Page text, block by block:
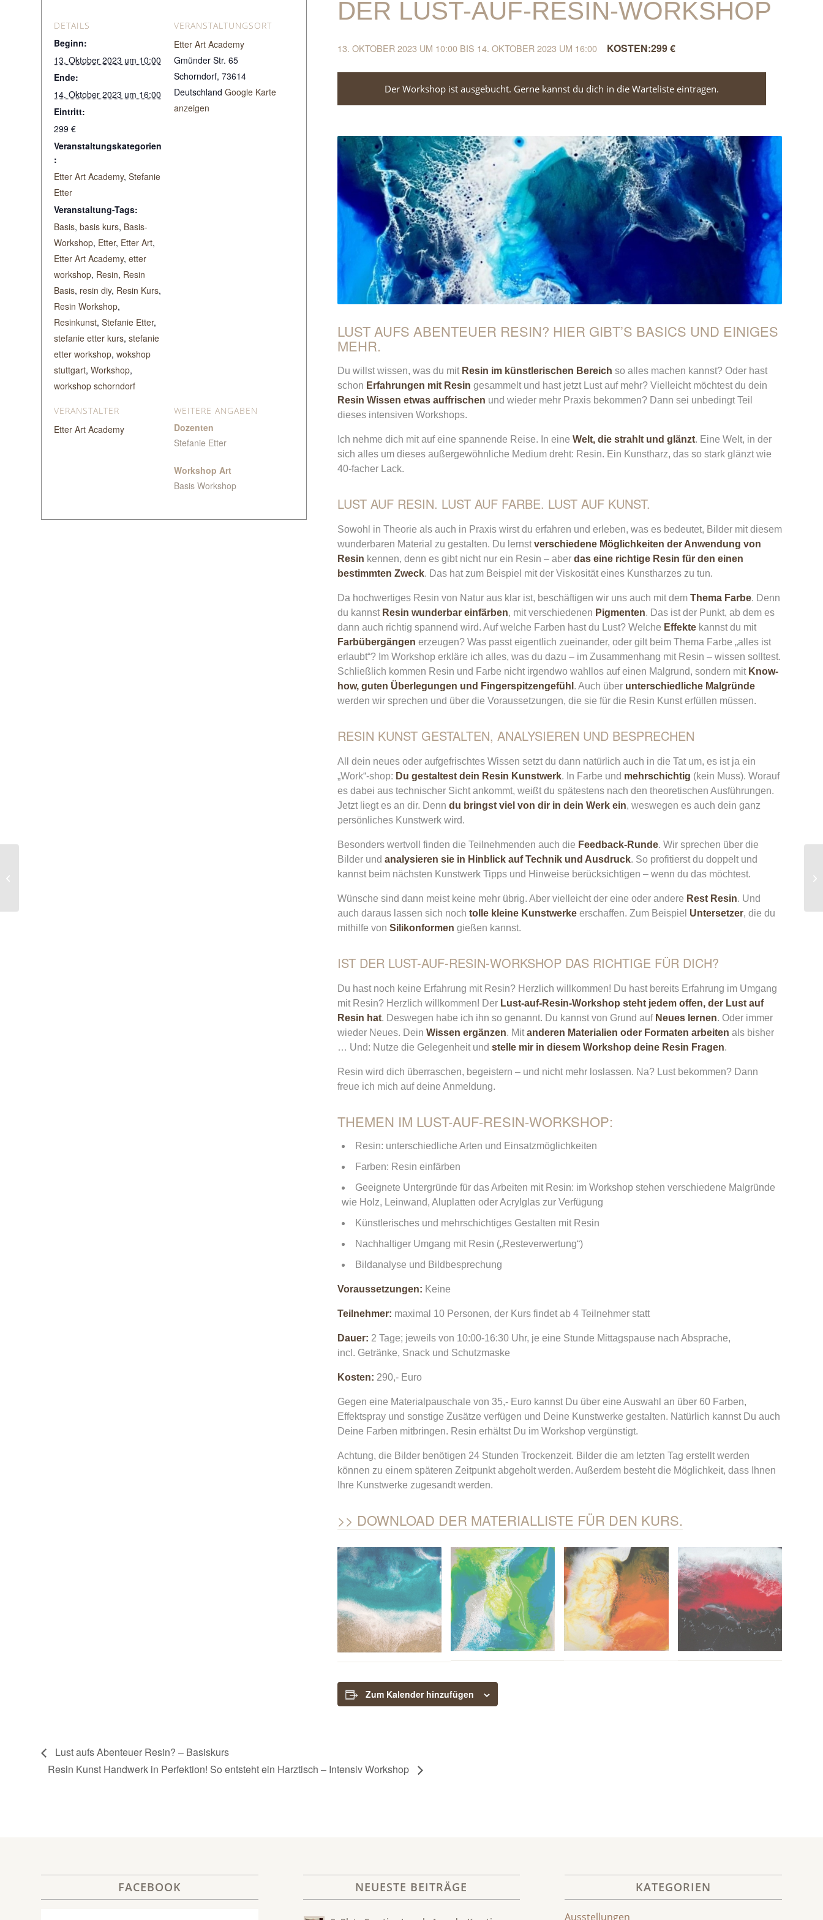
DER LUST-AUF-RESIN-WORKSHOP
13. OKTOBER 2023 UM 10:00 BIS 14. OKTOBER 2023 UM 16:00 299 €
Der Workshop ist ausgebucht. Gerne kannst du dich in die Warteliste eintragen.
LUST AUFS ABENTEUER RESIN? HIER GIBT’S BASICS UND EINIGES
MEHR.
Du willst wissen, was du mit Resin im künstlerischen Bereich so alles machen kannst? Oder hast
schon Erfahrungen mit Resin gesammelt und hast jetzt Lust auf mehr? Vielleicht möchtest du dein
Resin Wissen etwas auffrischen und wieder mehr Praxis bekommen? Dann sei unbedingt Teil
dieses intensiven Workshops.
Ich nehme dich mit auf eine spannende Reise. In eine Welt, die strahlt und glänzt. Eine Welt, in der
sich alles um dieses außergewöhnliche Medium dreht: Resin. Ein Kunstharz, das so stark glänzt wie
40-facher Lack.
LUST AUF RESIN. LUST AUF FARBE. LUST AUF KUNST.
Sowohl in Theorie als auch in Praxis wirst du erfahren und erleben, was es bedeutet, Bilder mit diesem
wunderbaren Material zu gestalten. Du lernst verschiedene Möglichkeiten der Anwendung von
Resin kennen, denn es gibt nicht nur ein Resin – aber das eine richtige Resin für den einen
bestimmten Zweck. Das hat zum Beispiel mit der Viskosität eines Kunstharzes zu tun.
Da hochwertiges Resin von Natur aus klar ist, beschäftigen wir uns auch mit dem Thema Farbe. Denn
du kannst Resin wunderbar einfärben, mit verschiedenen Pigmenten. Das ist der Punkt, ab dem es
dann auch richtig spannend wird. Auf welche Farben hast du Lust? Welche Effekte kannst du mit
Farbübergängen erzeugen? Was passt eigentlich zueinander, oder gilt beim Thema Farbe „alles ist
erlaubt“? Im Workshop erkläre ich alles, was du dazu – im Zusammenhang mit Resin – wissen solltest.
Schließlich kommen Resin und Farbe nicht irgendwo wahllos auf einen Malgrund, sondern mit Know-
how, guten Überlegungen und Fingerspitzengefühl . Auch über unterschiedliche Malgründe
werden wir sprechen und über die Voraussetzungen, die sie für die Resin Kunst erfüllen müssen.
RESIN KUNST GESTALTEN, ANALYSIEREN UND BESPRECHEN
All dein neues oder aufgefrischtes Wissen setzt du dann natürlich auch in die Tat um, es ist ja ein
„Work“-shop: Du gestaltest dein Resin Kunstwerk. In Farbe und mehrschichtig (kein Muss). Worauf
es dabei aus technischer Sicht ankommt, weißt du spätestens nach den theoretischen Ausführungen.
Jetzt liegt es an dir. Denn du bringst viel von dir in dein Werk ein, weswegen es auch dein ganz
persönliches Kunstwerk wird.
Besonders wertvoll finden die Teilnehmenden auch die Feedback-Runde. Wir sprechen über die
Bilder und analysieren sie in Hinblick auf Technik und Ausdruck. So profitierst du doppelt und
kannst beim nächsten Kunstwerk Tipps und Hinweise berücksichtigen – wenn du das möchtest.
Wünsche sind dann meist keine mehr übrig. Aber vielleicht der eine oder andere Rest Resin. Und
auch daraus lassen sich noch tolle kleine Kunstwerke erschaffen. Zum Beispiel Untersetzer, die du
mithilfe von Silikonformen gießen kannst.
IST DER LUST-AUF-RESIN-WORKSHOP DAS RICHTIGE FÜR DICH?
Du hast noch keine Erfahrung mit Resin? Herzlich willkommen! Du hast bereits Erfahrung im Umgang
mit Resin? Herzlich willkommen! Der Lust-auf-Resin-Workshop steht jedem offen, der Lust auf
Resin hat. Deswegen habe ich ihn so genannt. Du kannst von Grund auf Neues lernen. Oder immer
wieder Neues. Dein Wissen ergänzen. Mit anderen Materialien oder Formaten arbeiten als bisher
… Und: Nutze die Gelegenheit und stelle mir in diesem Workshop deine Resin Fragen.
Resin wird dich überraschen, begeistern – und nicht mehr loslassen. Na? Lust bekommen? Dann
freue ich mich auf deine Anmeldung.
THEMEN IM LUST-AUF-RESIN-WORKSHOP:
Resin: unterschiedliche Arten und Einsatzmöglichkeiten
Farben: Resin einfärben
Geeignete Untergründe für das Arbeiten mit Resin: im Workshop stehen verschiedene Malgründe
wie Holz, Leinwand, Aluplatten oder Acrylglas zur Verfügung
Künstlerisches und mehrschichtiges Gestalten mit Resin
Nachhaltiger Umgang mit Resin („Resteverwertung“)
Bildanalyse und Bildbesprechung
Voraussetzungen: Keine
Teilnehmer: maximal 10 Personen, der Kurs findet ab 4 Teilnehmer statt
Dauer: 2 Tage; jeweils von 10:00-16:30 Uhr, je eine Stunde Mittagspause nach Absprache,
incl. Getränke, Snack und Schutzmaske
Kosten: 290,- Euro
Gegen eine Materialpauschale von 35,- Euro kannst Du über eine Auswahl an über 60 Farben,
Effektspray und sonstige Zusätze verfügen und Deine Kunstwerke gestalten. Natürlich kannst Du auch
Deine Farben mitbringen. Resin erhältst Du im Workshop vergünstigt.
Achtung, die Bilder benötigen 24 Stunden Trockenzeit. Bilder die am letzten Tag erstellt werden
können zu einem späteren Zeitpunkt abgeholt werden. Außerdem besteht die Möglichkeit, dass Ihnen
Ihre Kunstwerke zugesandt werden.
DOWNLOAD DER MATERIALLISTE FÜR DEN KURS.
Zum Kalender hinzufügen
DETAILS
Beginn:
13. Oktober 2023 um 10:00
Ende:
14. Oktober 2023 um 16:00
Eintritt:
299 €
Veranstaltungskategorien
:
Etter Art Academy, Stefanie
Etter
Veranstaltung-Tags:
Basis, basis kurs, Basis-
Workshop, Etter, Etter Art,
Etter Art Academy, etter
workshop, Resin, Resin
Basis, resin diy, Resin Kurs,
Resin Workshop,
Resinkunst, Stefanie Etter,
stefanie etter kurs, stefanie
etter workshop, wokshop
stuttgart, Workshop,
workshop schorndorf
VERANSTALTUNGSORT
Etter Art Academy
Gmünder Str. 65
Schorndorf, 73614
Deutschland Google Karte
anzeigen
VERANSTALTER
Etter Art Academy
WEITERE ANGABEN
Dozenten
Stefanie Etter
Workshop Art
Basis Workshop
Lust aufs Abenteuer Resin? – Basiskurs
Resin Kunst Handwerk in Perfektion! So entsteht ein Harztisch – Intensiv Workshop
FACEBOOK NEUESTE BEITRÄGE KATEGORIEN
Ausstellungen